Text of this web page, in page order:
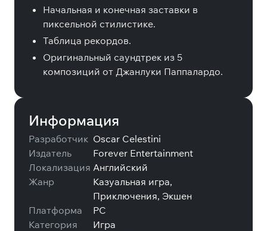
Начальная и конечная заставки в
пиксельной стилистике.
Таблица рекордов.
Оригинальный саундтрек из 5
композиций от Джанлуки Паппалардо.
Информация
Разработчик Oscar Celestini
Издатель
Forever Entertainment
Локализация Английский
Жанр
Казуальная игра,
Приключения, Экшен
Платформа
PC
Категория
Игра